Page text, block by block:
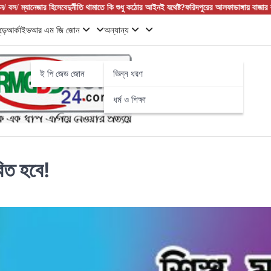
দুর্নীতি থামাতে কি শুধু কঠোর আইনই যথেষ্ট?ফরিদপুরের আলফাডাঙ্গায় বাজার বণিক সমিতির
আর্কাইভআর এম জি জোন
ই পি জেড জোন
অন্যান্য
ভিন্ন ধরণ
ধর্ম ও শিক্ষা
হবে!